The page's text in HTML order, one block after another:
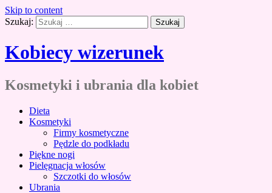
Skip to content
Szukaj:
Kobiecy wizerunek
Kosmetyki i ubrania dla kobiet
Dieta
Kosmetyki
Firmy kosmetyczne
Pędzle do podkładu
Piękne nogi
Pielęgnacja włosów
Szczotki do włosów
Ubrania